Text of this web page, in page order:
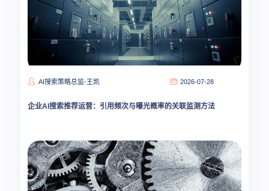
AI搜索策略总监-王凯 2026-07-28
企业AI搜索推荐运营：引用频次与曝光概率的关联监测方法